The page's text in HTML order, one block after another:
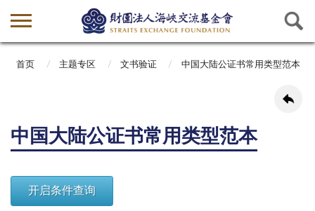
首页 主题专区 文书验证 中国大陆公证书常用类型范本
中国大陆公证书常用类型范本